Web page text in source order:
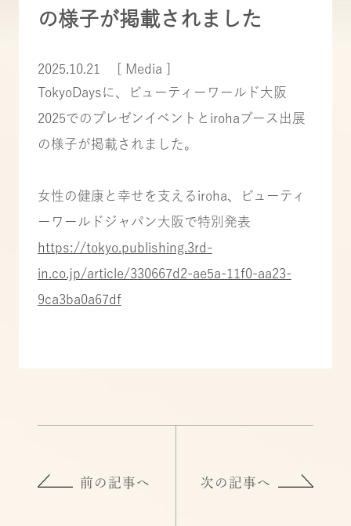
の様子が掲載されました
2025.10.21
[ Media ]
TokyoDaysに、ビューティーワールド大阪
2025でのプレゼンイベントとirohaブース出展
の様子が掲載されました。
女性の健康と幸せを支えるiroha、ビューティ
ーワールドジャパン大阪で特別発表
https://tokyo.publishing.3rd-
in.co.jp/article/330667d2-ae5a-11f0-aa23-
9ca3ba0a67df
前の記事へ 次の記事へ